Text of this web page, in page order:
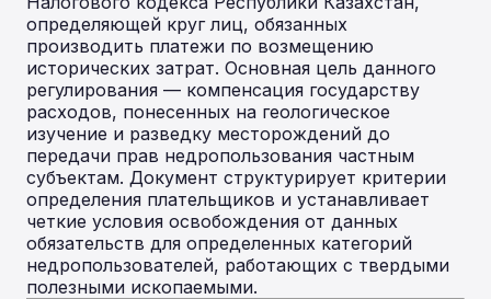
определяющей круг лиц, обязанных
производить платежи по возмещению
исторических затрат. Основная цель данного
регулирования — компенсация государству
расходов, понесенных на геологическое
изучение и разведку месторождений до
передачи прав недропользования частным
субъектам. Документ структурирует критерии
определения плательщиков и устанавливает
четкие условия освобождения от данных
обязательств для определенных категорий
недропользователей, работающих с твердыми
полезными ископаемыми.